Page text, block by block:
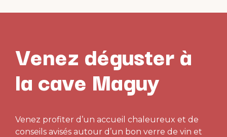
Venez déguster à
la cave Maguy
Venez profiter d’un accueil chaleureux et de
conseils avisés autour d’un bon verre de vin et